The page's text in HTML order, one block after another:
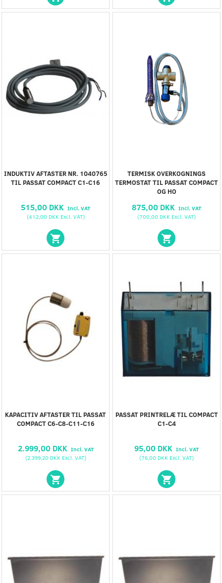
INDUKTIV AFTASTER NR. 1040765
TIL PASSAT COMPACT C1-C16
515,00 DKK Incl. VAT
(412,00 DKK Excl. VAT)
TERMISK OVERKOGNINGS
TERMOSTAT TIL PASSAT COMPACT
OG HO
875,00 DKK Incl. VAT
(700,00 DKK Excl. VAT)
KAPACITIV AFTASTER TIL PASSAT
COMPACT C6-C8-C11-C16
2.999,00 DKK Incl. VAT
(2.399,20 DKKExcl. VAT)
PASSAT PRINTRELÆ TIL COMPACT
C1-C4
95,00 DKK Incl. VAT
(76,00 DKK Excl. VAT)